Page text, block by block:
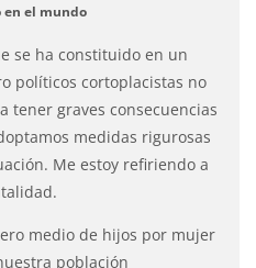
en el mundo
se ha constituido en un
políticos cortoplacistas no
tener graves consecuencias
medidas rigurosas
Me estoy refiriendo a
medio de hijos por mujer
población